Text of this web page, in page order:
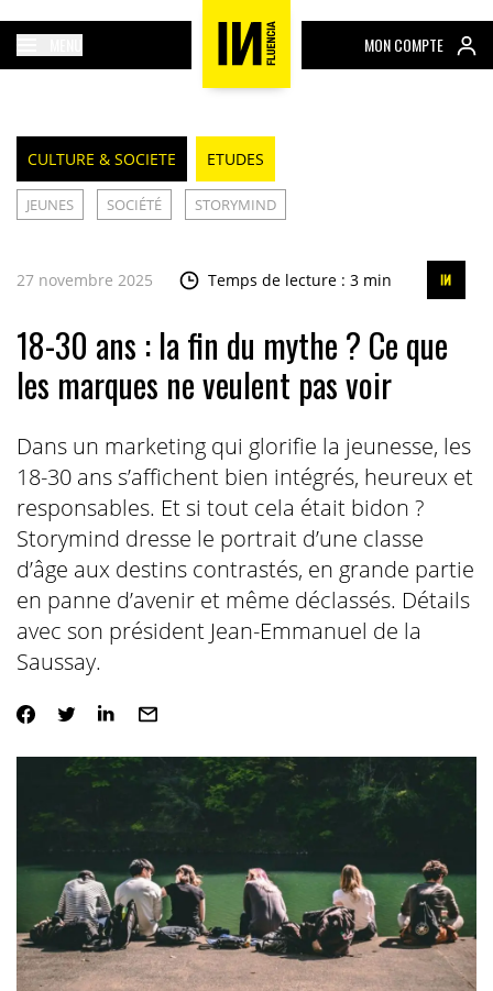
MON COMPTE
CULTURE & SOCIETE ETUDES
JEUNES SOCIÉTÉ STORYMIND
27 novembre 2025 Temps de lecture : 3 min
18-30 ans : la fin du mythe ? Ce que
les marques ne veulent pas voir
Dans un marketing qui glorifie la jeunesse, les
18-30 ans s’affichent bien intégrés, heureux et
responsables. Et si tout cela était bidon ?
Storymind dresse le portrait d’une classe
d’âge aux destins contrastés, en grande partie
en panne d’avenir et même déclassés. Détails
avec son président Jean-Emmanuel de la
Saussay.